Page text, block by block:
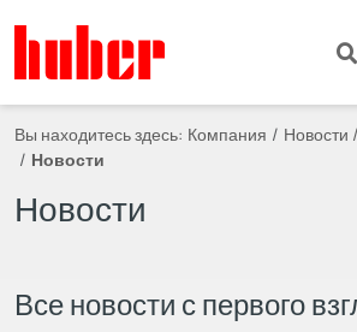
Вы находитесь здесь: Компания
Новости
Новости
Новости
Все новости с первого